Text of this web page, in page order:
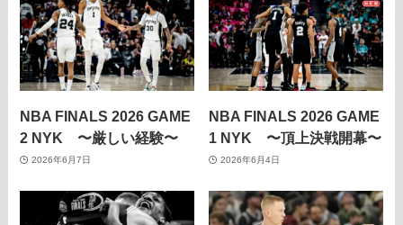
NBA FINALS 2026 GAME
2 NYK 〜厳しい経験〜
2026年6月7日
NBA FINALS 2026 GAME
1 NYK 〜頂上決戦開幕〜
2026年6月4日